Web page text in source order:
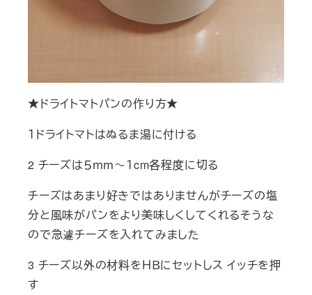
★ドライトマトパンの作り方★
１ドライトマトはぬるま湯に付ける
2 チーズは５ｍｍ～１cm各程度に切る
チーズはあまり好きではありませんがチーズの塩
分と風味がパンをより美味しくしてくれるそうな
ので急遽チーズを入れてみました
3 チーズ以外の材料をＨＢにセットしス イッチを押
す